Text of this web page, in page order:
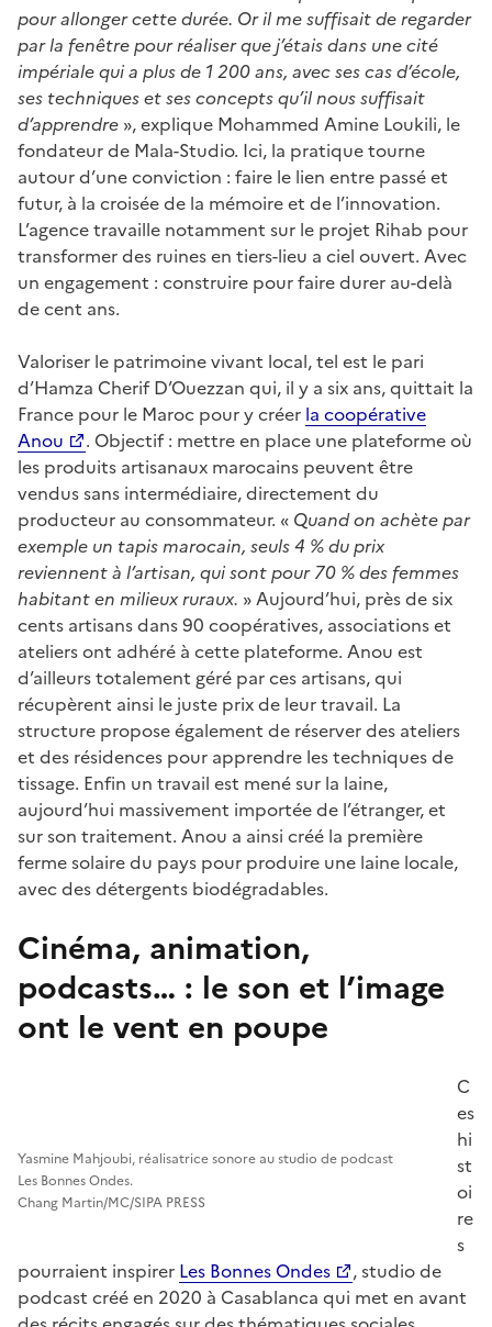
pour allonger cette durée. Or il me suffisait de regarder
par la fenêtre pour réaliser que j’étais dans une cité
impériale qui a plus de 1 200 ans, avec ses cas d’école,
ses techniques et ses concepts qu’il nous suffisait
d’apprendre », explique Mohammed Amine Loukili, le
fondateur de Mala-Studio. Ici, la pratique tourne
autour d’une conviction : faire le lien entre passé et
futur, à la croisée de la mémoire et de l’innovation.
L’agence travaille notamment sur le projet Rihab pour
transformer des ruines en tiers-lieu a ciel ouvert. Avec
un engagement : construire pour faire durer au-delà
de cent ans.
Valoriser le patrimoine vivant local, tel est le pari
d’Hamza Cherif D’Ouezzan qui, il y a six ans, quittait la
France pour le Maroc pour y créer la coopérative
Anou
. Objectif : mettre en place une plateforme où
les produits artisanaux marocains peuvent être
vendus sans intermédiaire, directement du
producteur au consommateur. « Quand on achète par
exemple un tapis marocain, seuls 4 % du prix
reviennent à l’artisan, qui sont pour 70 % des femmes
habitant en milieux ruraux. » Aujourd’hui, près de six
cents artisans dans 90 coopératives, associations et
ateliers ont adhéré à cette plateforme. Anou est
d’ailleurs totalement géré par ces artisans, qui
récupèrent ainsi le juste prix de leur travail. La
structure propose également de réserver des ateliers
et des résidences pour apprendre les techniques de
tissage. Enfin un travail est mené sur la laine,
aujourd’hui massivement importée de l’étranger, et
sur son traitement. Anou a ainsi créé la première
ferme solaire du pays pour produire une laine locale,
avec des détergents biodégradables.
Cinéma, animation,
podcasts… : le son et l’image
ont le vent en poupe
Yasmine Mahjoubi, réalisatrice sonore au studio de podcast
Les Bonnes Ondes.
Chang Martin/MC/SIPA PRESS
C
es
hi
st
oi
re
s
pourraient inspirer Les Bonnes Ondes
, studio de
podcast créé en 2020 à Casablanca qui met en avant